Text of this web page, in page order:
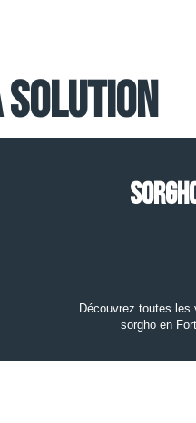
solution
Découvrez toutes les
sorgho en